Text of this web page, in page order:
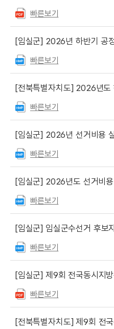
빠른보기
[임실군] 2026년 하반기 공
빠른보기
[전북특별자치도] 2026년도 하
빠른보기
[임실군] 2026년 선거비용 실
빠른보기
[임실군] 2026년도 선거비용
빠른보기
[임실군] 임실군수선거 후보
빠른보기
[임실군] 제9회 전국동시지방선거 선거
빠른보기
[전북특별자치도] 제9회 전국동